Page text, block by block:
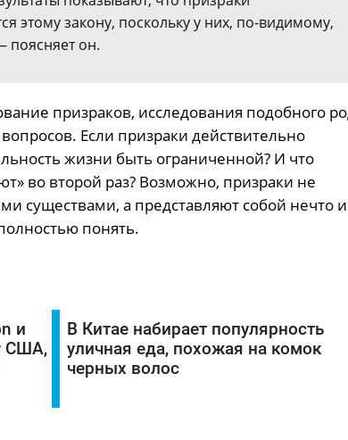
этому закону, поскольку у них, по-видимому,
поясняет он.
призраков, исследования подобного
Если призраки действительно
жизни быть ограниченной? И что
во второй раз? Возможно, призраки не
существами, а представляют собой нечто
понять.
и
США,
В Китае набирает популярность
уличная еда, похожая на комок
черных волос